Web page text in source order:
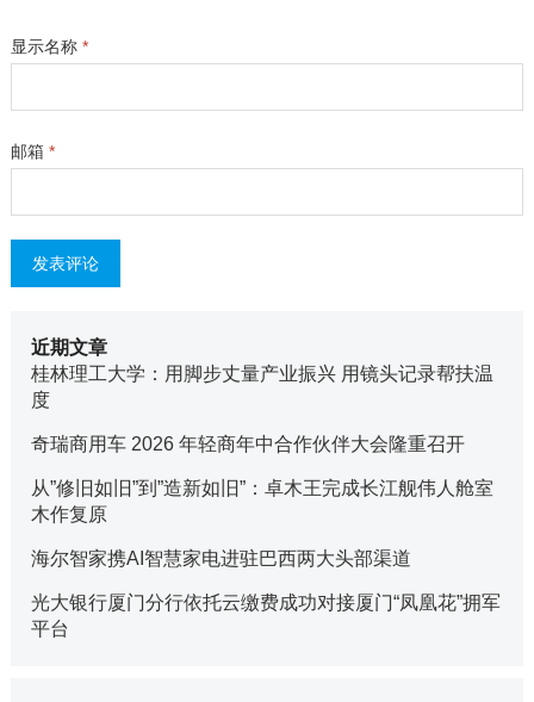
显示名称 *
邮箱 *
近期文章
桂林理工大学：用脚步丈量产业振兴 用镜头记录帮扶温
度
奇瑞商用车 2026 年轻商年中合作伙伴大会隆重召开
从”修旧如旧”到”造新如旧”：卓木王完成长江舰伟人舱室
木作复原
海尔智家携AI智慧家电进驻巴西两大头部渠道
光大银行厦门分行依托云缴费成功对接厦门“凤凰花”拥军
平台